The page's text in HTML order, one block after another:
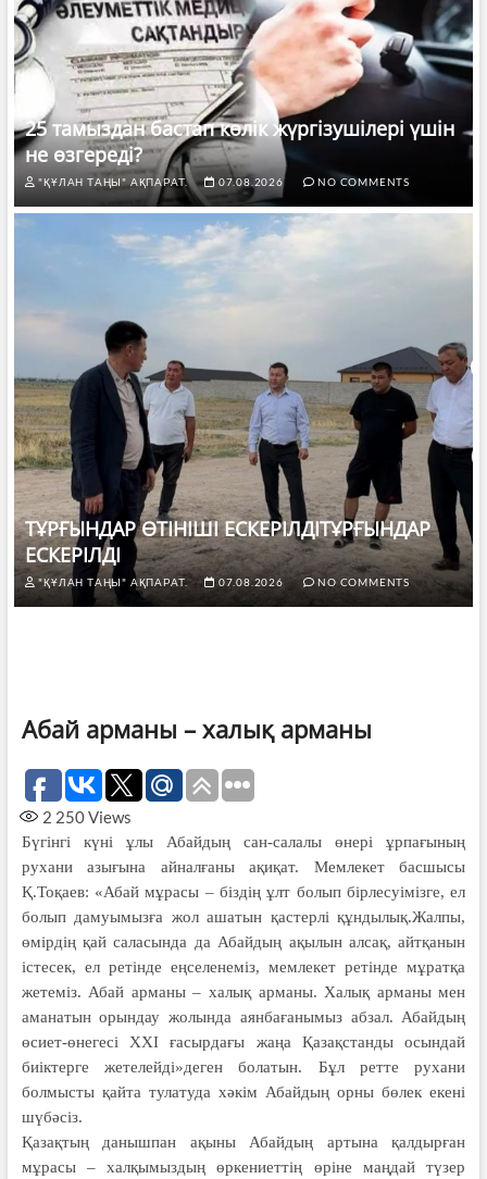
25 тамыздан бастап көлік жүргізушілері үшін
не өзгереді?
"ҚҰЛАН ТАҢЫ" АҚПАРАТ. 07.08.2026 NO COMMENTS
ТҰРҒЫНДАР ӨТІНІШІ ЕСКЕРІЛДІТҰРҒЫНДАР
ЕСКЕРІЛДІ
"ҚҰЛАН ТАҢЫ" АҚПАРАТ. 07.08.2026 NO COMMENTS
Абай арманы – халық арманы
2 250Views
Бүгінгі күні ұлы Абайдың сан-са­лалы өнері ұрпағының
рухани азы­ғына айналғаны ақиқат. Мемлекет басшысы
Қ.Тоқаев: «Абай мұрасы – біздің ұлт болып бірлесуімізге, ел
болып дамуымызға жол ашатын қас­терлі құндылық.Жалпы,
өмірдің қай саласында да Абайдың ақылын ал­сақ, айтқанын
істесек, ел ретінде еңсе­ле­неміз, мемлекет ретінде мұратқа
же­теміз. Абай арманы – халық арманы. Халық арманы мен
аманатын орындау жолында аянбағанымыз абзал. Абай­дың
өсиет-өнегесі ХХІ ғасырдағы жа­ңа Қазақстанды осындай
биіктерге жетелейді»деген болатын. Бұл ретте рухани
болмысты қайта тулатуда хәкім Абайдың орны бөлек екені
шүбәсіз.
Қазақтың данышпан ақыны Абайдың артына қалдырған
мұрасы – хал­қымыздың өркениеттің өріне маңдай тү­зер